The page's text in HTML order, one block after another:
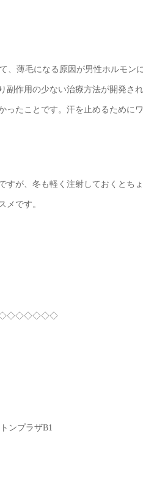
、薄毛になる原因が男性ホルモ
副作用の少ない治療方法が開発さ
ったことです。汗を止めるために
すが、冬も軽く注射しておくとち
メです。
ンプラザB1